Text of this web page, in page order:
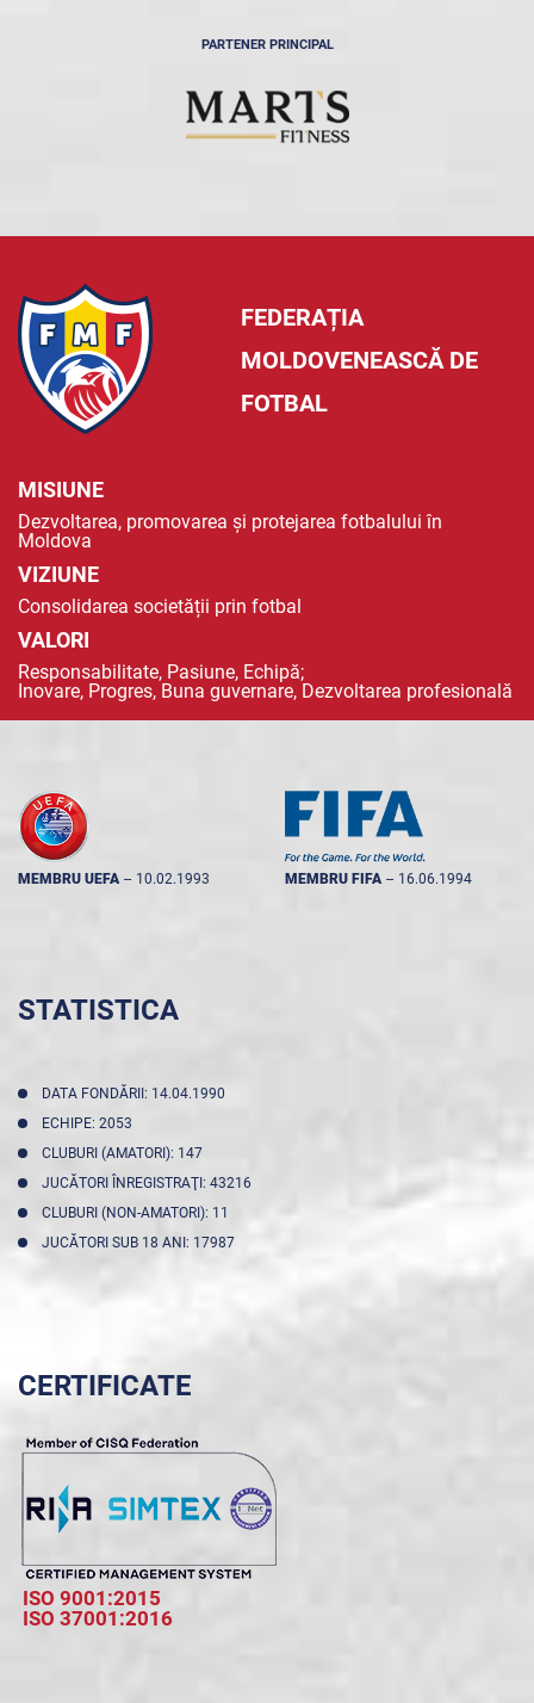
PARTENER PRINCIPAL
FEDERAȚIA
MOLDOVENEASCĂ DE
FOTBAL
MISIUNE
Dezvoltarea, promovarea și protejarea fotbalului în
Moldova
VIZIUNE
Consolidarea societății prin fotbal
VALORI
Responsabilitate, Pasiune, Echipă;
Inovare, Progres, Buna guvernare, Dezvoltarea profesională
MEMBRU UEFA -- 10.02.1993 MEMBRU FIFA -- 16.06.1994
STATISTICA
DATA FONDĂRII: 14.04.1990
ECHIPE: 2053
CLUBURI (AMATORI): 147
JUCĂTORI ÎNREGISTRAŢI: 43216
CLUBURI (NON-AMATORI): 11
JUCĂTORI SUB 18 ANI: 17987
CERTIFICATE
ISO 9001:2015
ISO 37001:2016